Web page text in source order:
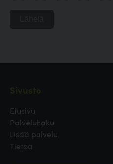
Etusivu
Palveluhaku
Lisää palvelu
Tietoa